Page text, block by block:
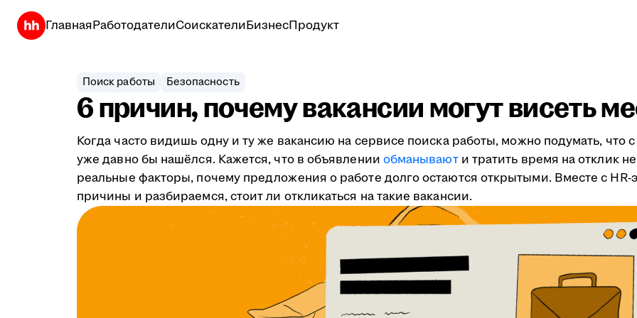
ГлавнаяРаботодателиСоискателиБизнесПродукт
Поиск работы Безопасность
6 причин, почему вакансии могут висеть
Когда часто видишь одну и ту же вакансию на сервисе поиска работы, можно подумать, что
уже давно бы нашёлся. Кажется, что в объявлении обманываюти тратить время на отклик
реальные факторы, почему предложения о работе долго остаются открытыми. Вместе с
причины и разбираемся, стоит ли откликаться на такие вакансии.